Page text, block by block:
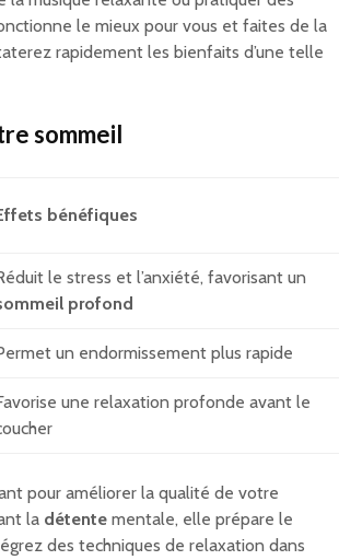
le mieux pour vous et faites de la
rapidement les bienfaits d’une telle
sommeil
bénéfiques
le stress et l’anxiété, favorisant un
profond
un endormissement plus rapide
une relaxation profonde avant le
pour améliorer la qualité de votre
la détente mentale, elle prépare le
des techniques de relaxation dans